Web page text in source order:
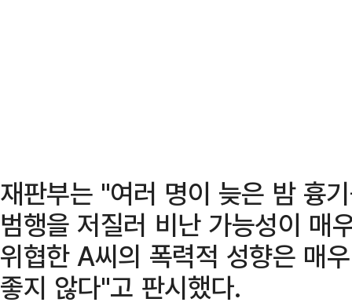
재판부는 "여러 명이 늦은 밤 흉
범행을 저질러 비난 가능성이 매
위협한 A씨의 폭력적 성향은 매
좋지 않다"고 판시했다.